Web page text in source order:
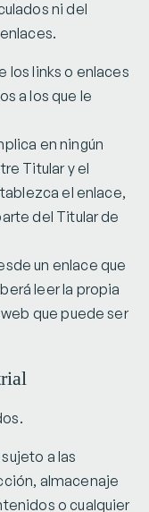
ni del
los links o enlaces
a los que le
en ningún
Titular y el
el enlace,
del Titular de
un enlace que
leer la propia
que puede ser
a las
almacenaje
o cualquier